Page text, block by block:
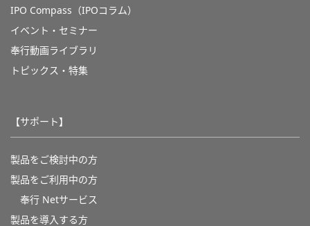
IPO Compass（IPOコラム）
イベント・セミナー
奉行動画ライブラリ
トピックス・特集
【サポート】
製品をご検討中の方
製品をご利用中の方
奉行 Netサービス
製品を導入する方